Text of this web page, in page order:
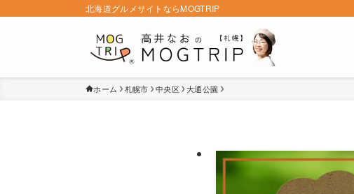
北海道グルメサイトならMOGTRIP
ホーム 札幌市 中央区 大通公園